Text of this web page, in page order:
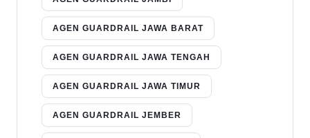
AGEN GUARDRAIL JAWA BARAT
AGEN GUARDRAIL JAWA TENGAH
AGEN GUARDRAIL JAWA TIMUR
AGEN GUARDRAIL JEMBER